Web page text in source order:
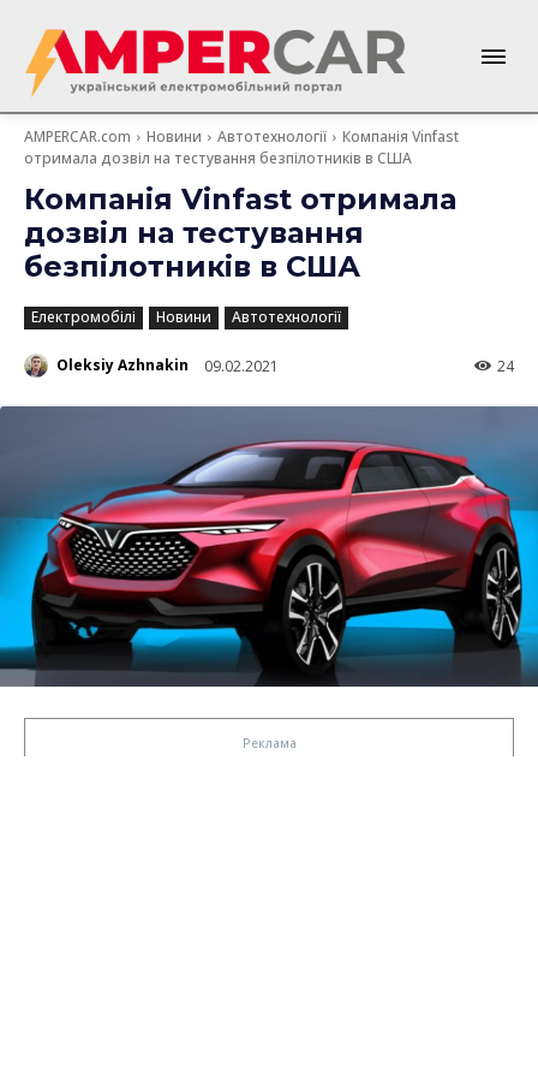
AMPERCAR.com Новини Автотехнології
Компанія Vinfast
отримала дозвіл на тестування безпілотників в США
Компанія Vinfast отримала
дозвіл на тестування
безпілотників в США
Електромобілі Новини Автотехнології
Oleksiy Azhnakin 09.02.2021 24